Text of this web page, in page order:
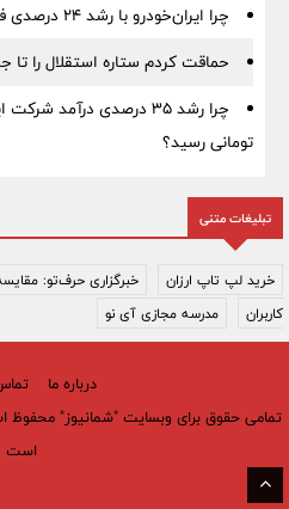
چرا ایران‌خودرو با رشد ۲۴ درصدی فروش، ۲۲.۵ همت زیان ساخت؟
حماقت کردم ستاره استقلال را تا
تومانی رسید؟
تبلیغات متنی
خرید لپ تاپ ارزان
خبرگزاری حرف‌تو:
کاربران
مدرسه مجازی آی نو
درباره ما
تمامی حقوق برای وبسایت "شمانیوز" محفوظ
است